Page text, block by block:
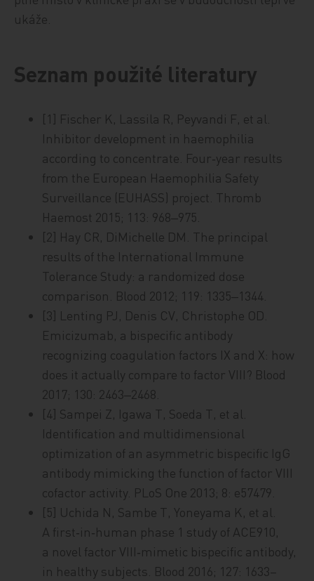
ukáže.
Seznam použité literatury
[1] Fischer K, Lassila R, Peyvandi F, et al.
Inhibitor development in haemophilia
according to concentrate. Four‑year results
from the European Haemophilia Safety
Surveillance (EUHASS) project. Thromb
Haemost 2015; 113: 968‒975.
[2] Hay CR, DiMichelle DM. The principal
results of the International Immune
Tolerance Study: a randomized dose
comparison. Blood 2012; 119: 1335‒1344.
[3] Lenting PJ, Denis CV, Christophe OD.
Emicizumab, a bispecific antibody
recognizing coagulation factors IX and X: how
does it actually compare to factor VIII? Blood
2017; 130: 2463‒2468.
[4] Sampei Z, Igawa T, Soeda T, et al.
Identification and multidimensional
optimization of an asymmetric bispecific IgG
antibody mimicking the function of factor VIII
cofactor activity. PLoS One 2013; 8: e57479.
[5] Uchida N, Sambe T, Yoneyama K, et al.
A first‑in‑human phase 1 study of ACE910,
a novel factor VIII‑mimetic bispecific antibody,
in healthy subjects. Blood 2016; 127: 1633–